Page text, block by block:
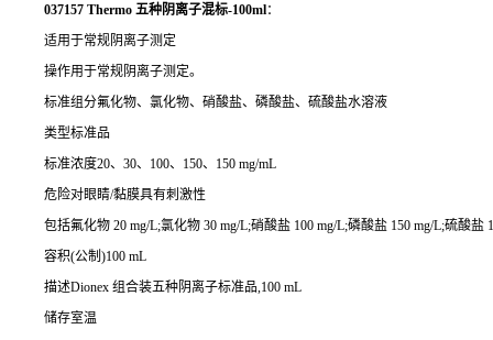
037157 Thermo 五种阴离子混标-100ml：
适用于常规阴离子测定
操作用于常规阴离子测定。
标准组分氟化物、氯化物、硝酸盐、磷酸盐、硫酸盐水溶液
类型标准品
标准浓度20、30、100、150、150 mg/mL
危险对眼睛/黏膜具有刺激性
包括氟化物 20 mg/L;氯化物 30 mg/L;硝酸盐 100 mg/L;磷酸盐 150 mg/L;硫酸盐
容积(公制)100 mL
描述Dionex 组合装五种阴离子标准品,100 mL
储存室温